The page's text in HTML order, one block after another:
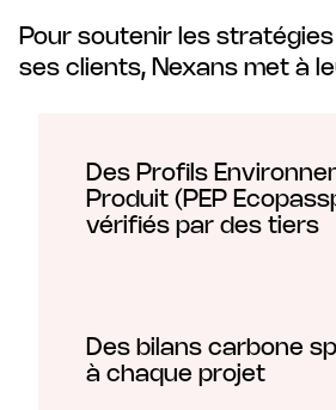
Pour soutenir les
ses clients, Nexans met à
Des Profils
Produit (PEP
vérifiés par des tiers
Des bilans carbone
à chaque projet